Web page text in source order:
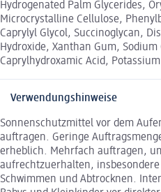
Hydrogenated Palm Glycerides,
Microcrystalline Cellulose,
Caprylyl Glycol, Succinoglycan,
Hydroxide, Xanthan Gum,
Caprylhydroxamic Acid,
Verwendungshinweise
Sonnenschutzmittel vor dem
auftragen. Geringe
erheblich. Mehrfach auftragen,
aufrechtzuerhalten,
Schwimmen und Abtrocknen.